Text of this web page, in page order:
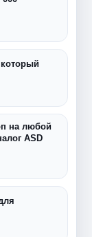
на любой
ASD